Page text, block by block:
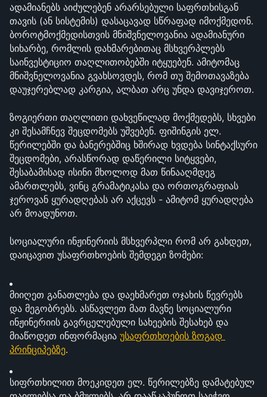
ადამიანებს აიძულებენ არარსებული საფრთხისგან
თავის (ან სისტემის) დასაცავად სწრაფად იმოქმედონ.
ბოროტმოქმედისთვის მნიშვნელოვანია ადამიანური
სიხარბე, რომლის დახმარებითაც მსხვერპლებს
საინვესტიციო თაღლითობებში იტყუებენ. ამიტომაც
მნიშვნელოვანია გვახსოვდეს, რომ თუ შემოთავაზება
დაუჯერებლად კარგია, ალბათ არც უნდა დავიჯეროთ.
ზოგიერთი თაღლითი დახვეწილად მოქმედებს, სხვები
კი შესამჩნევ შეცდომებს უშვებენ. ფიშინგის ელ.
წერილებში და ბანერებშიც ხშირად ხვდება სინტაქსური
შეცდომები, არასწორად დაწერილი სიტყვები,
შესაბამისად ისინი მხოლოდ მათ წინააღმდეგ
ამართლებს, ვინც გრამატიკასა და ორთოგრაფიას
ჯეროვან ყურადღებას არ აქცევს - ამიტომ ყურადღება
არ მოადუნოთ.
სოციალური ინჟინერიის მსხვერპლი რომ არ გახდეთ,
დაიცავით უსაფრთხოების შემდეგი ზომები:
მიიღეთ განათლება და დაეხმარეთ ოჯახის წევრებს
და მეგობრებს. ასწავლეთ მათ მავნე სოციალური
ინჟინერიის გავრცელებული სახეების შესახებ და
მიაწოდეთ ინფორმაცია უსაფრთხოების ზოგად
პრინციპებზე.
სიფრთხილით მოეკიდეთ ელ. წერილებზე დამატებულ